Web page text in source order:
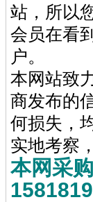
站，所以
会员在看
户。
本网站致
商发布的
何损失，
实地考察
本网采